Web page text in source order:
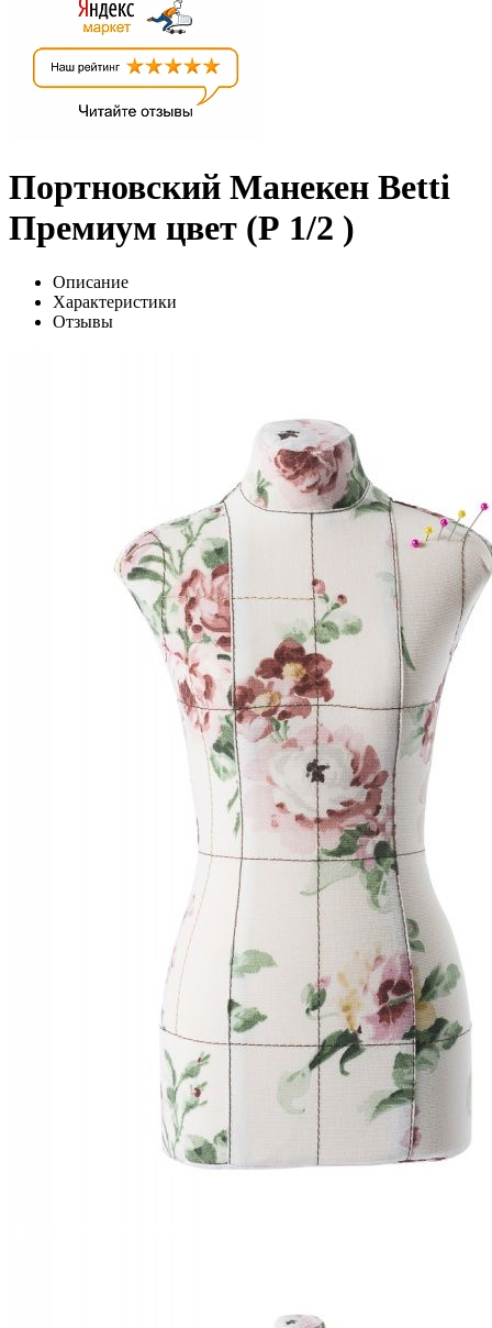
Портновский Манекен Betti
Премиум цвет (Р 1/2 )
Описание
Характеристики
Отзывы